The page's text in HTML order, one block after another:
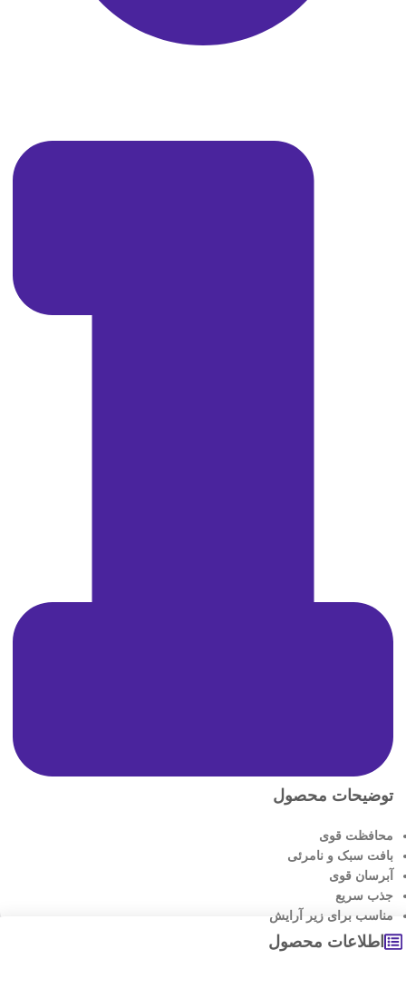
توضیحات محصول
محافظت قوی
بافت سبک و نامرئی
آبرسان قوی
جذب سریع
مناسب برای زیر آرایش
اطلاعات محصول